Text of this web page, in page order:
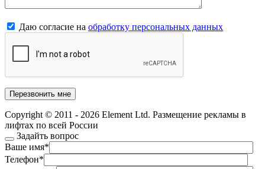
Даю согласие на обработку персональных данных
Copyright © 2011 - 2026 Element Ltd. Размещение рекламы в
лифтах по всей России
Задайть вопрос
Ваше имя*
Телефон*